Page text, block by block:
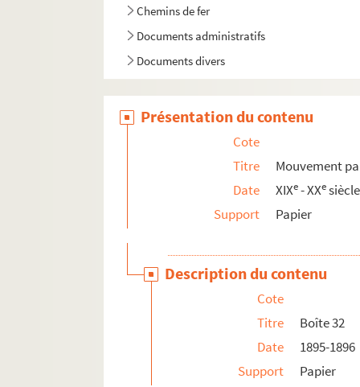
Chemins de fer
Documents administratifs
Documents divers
Présentation du contenu
Cote
Titre
Mouvement
Date
XIXe- XXe
Support
Papier
Description du contenu
Cote
Titre
Boîte 32
Date
1895-1896
Support
Papier